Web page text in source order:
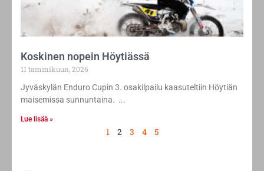
Koskinen nopein Höytiässä
11 tammikuun, 2026
Jyväskylän Enduro Cupin 3. osakilpailu kaasuteltiin Höytiän
maisemissa sunnuntaina.
Lue lisää »
1 2 3 4 5